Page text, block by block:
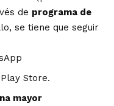
de programa de
se tiene que seguir
Store.
mayor